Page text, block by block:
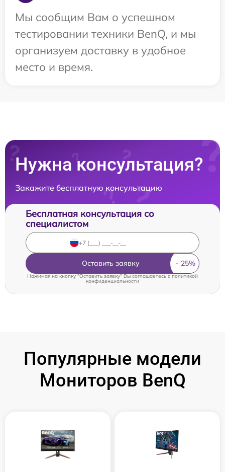
Мы сообщим Вам о успешном
тестировании техники BenQ, и мы
организуем доставку в удобное
место и время.
Нужна консультация?
Закажите бесплатную консультацию
Бесплатная консультация со
специалистом
Оставить заявку
Нажимая на кнопку "Оставить заявку" Вы соглашаетесь cполитикой
конфиденциальности
Популярные модели
Мониторов BenQ